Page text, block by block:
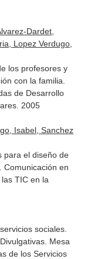
Dardet,
Lopez Verdugo,
los profesores y
con la familia.
de Desarrollo
2005
Isabel, Sanchez
para el diseño de
Comunicación en
TIC en la
sociales.
Mesa
de los Servicios